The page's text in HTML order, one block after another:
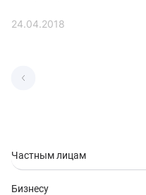
24.04.2018
Частным лицам
Бизнесу